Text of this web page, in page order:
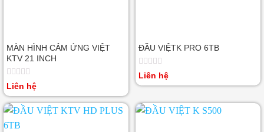
MÀN HÌNH CẢM ỨNG VIỆT
KTV 21 INCH
Được
hạng
0
sao
Liên hệ
ĐẦU VIỆTK PRO 6TB
Được
5
sao
Liên hệ